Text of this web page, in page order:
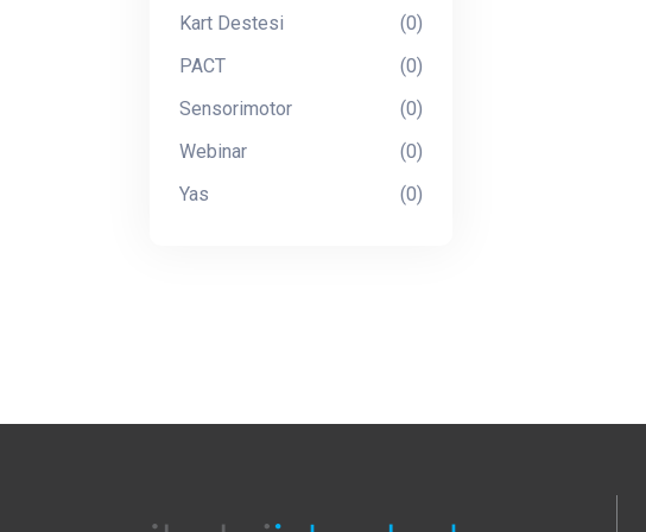
Kart Destesi
(0)
PACT
(0)
Sensorimotor
(0)
Webinar
(0)
Yas
(0)